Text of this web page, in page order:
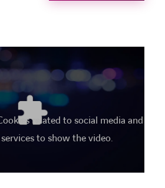
related to social media and
to show the video.